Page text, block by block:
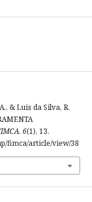
& Luis da Silva, R.
, 6(1), 13.
fimca/article/view/38